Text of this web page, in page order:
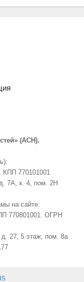
(АСН).
770101001
7А, к. 4, пом. 2Н
на сайте:
770801001. ОГРН
д. 27, 5 этаж, пом. 8а